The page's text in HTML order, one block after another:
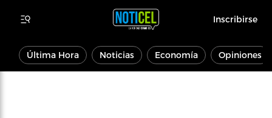
Inscribirse
Última Hora Noticias Economía Opiniones